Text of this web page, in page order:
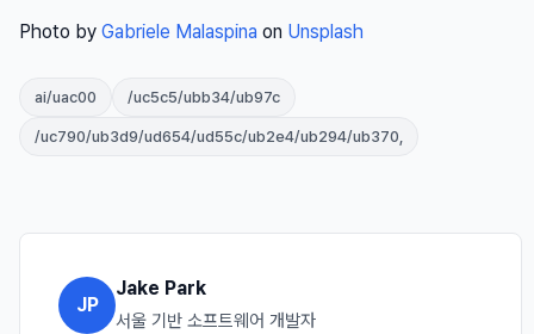
Photo by Gabriele Malaspina on Unsplash
ai/uac00 /uc5c5/ubb34/ub97c
/uc790/ub3d9/ud654/ud55c/ub2e4/ub294/ub370,
JP
Jake Park
서울 기반 소프트웨어 개발자